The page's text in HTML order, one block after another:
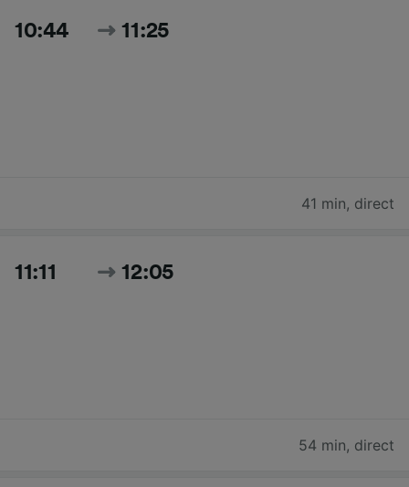
10:44 11:25
41 min, direct
11:11 12:05
54 min, direct